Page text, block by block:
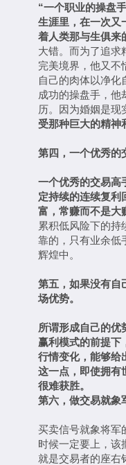
“一个职业的操盘
生涯里，在一次又
着人类那与生俱来
大错。而为了追求
完美境界，他又不
自己的肉体以净化
成功的操盘手，他
历。因为婚姻是现
受那种巨大的精神
第四，一个优秀的
一个优秀的交易高
定持续的连续复利
富，常赚而不是大
累积低风险下的持
靠的，只有业余低
辉煌中。
第五，如果没有自
场优势。
所谓形成自己的优
赢利模式的前提下
行情变化，能够给
这一点，即使拥有
很难获胜。
第六，做交易就象
买卖信号就象将军
时候一定要上，该
就是交易者的座右